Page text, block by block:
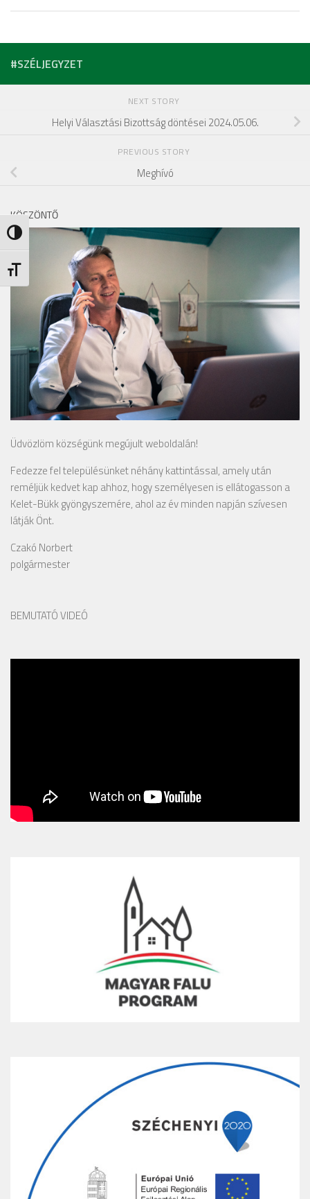
Nagy kontraszt váltása
Betűméret váltása
#SZÉLJEGYZET
NEXT STORY
Helyi Választási Bizottság döntései 2024.05.06.
PREVIOUS STORY
Meghívó
KÖSZÖNTŐ
Üdvözlöm községünk megújult weboldalán!
Fedezze fel településünket néhány kattintással, amely után
reméljük kedvet kap ahhoz, hogy személyesen is ellátogasson a
Kelet-Bükk gyöngyszemére, ahol az év minden napján szívesen
látják Önt.
Czakó Norbert
polgármester
BEMUTATÓ VIDEÓ